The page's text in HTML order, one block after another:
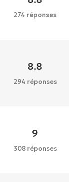
274 réponses
8.8
294 réponses
9
308 réponses